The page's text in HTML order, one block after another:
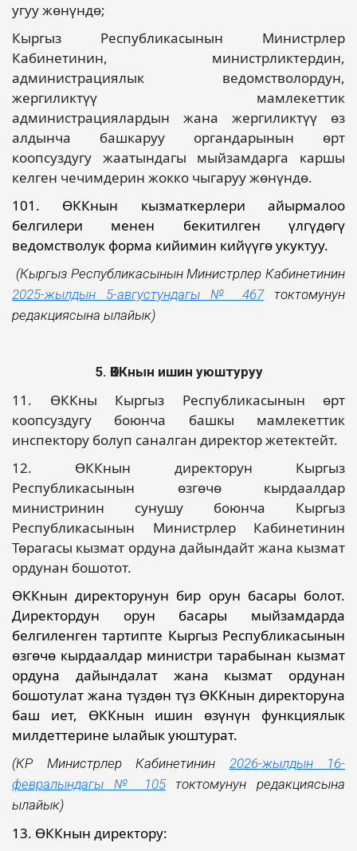
угуу жөнүндө;
Кыргыз Республикасынын Министрлер
Кабинетинин, министрликтердин,
администрациялык ведомстволордун,
жергиликтүү мамлекеттик
администрациялардын жана жергиликтүү өз
алдынча башкаруу органдарынын өрт
коопсуздугу жаатындагы мыйзамдарга каршы
келген чечимдерин жокко чыгаруу жөнүндө.
101. ӨККнын кызматкерлери айырмалоо
белгилери менен бекитилген үлгүдөгү
ведомстволук форма кийимин кийүүгө укуктуу.
(Кыргыз Республикасынын Министрлер Кабинетинин
2025-жылдын 5-августундагы № 467
токтомунун
редакциясына ылайык)
5. ӨККнын ишин уюштуруу
11. ӨККны Кыргыз Республикасынын өрт
коопсуздугу боюнча башкы мамлекеттик
инспектору болуп саналган директор жетектейт.
12. ӨККнын директорун Кыргыз
Республикасынын өзгөчө кырдаалдар
министринин сунушу боюнча Кыргыз
Республикасынын Министрлер Кабинетинин
Төрагасы кызмат ордуна дайындайт жана кызмат
ордунан бошотот.
ӨККнын директорунун бир орун басары болот.
Директордун орун басары мыйзамдарда
белгиленген тартипте Кыргыз Республикасынын
өзгөчө кырдаалдар министри тарабынан кызмат
ордуна дайындалат жана кызмат ордунан
бошотулат жана түздөн түз ӨККнын директоруна
баш иет, ӨККнын ишин өзүнүн функциялык
милдеттерине ылайык уюштурат.
(КР Министрлер Кабинетинин 2026-жылдын 16-
февралындагы № 105токтомунун редакциясына
ылайык)
13. ӨККнын директору: